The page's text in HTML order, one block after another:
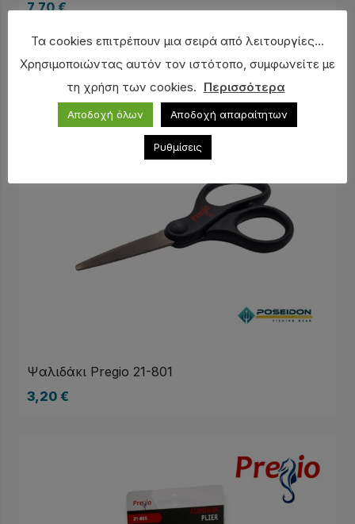
7,70€
Ψαλιδάκι Pregio 21-801
3,20 €
Τα cookies επιτρέπουν μια σειρά από λειτουργίες...
Χρησιμοποιώντας αυτόν τον ιστότοπο, συμφωνείτε με
τη χρήση των cookies. Περισσότερα
Αποδοχή όλων Αποδοχή απαραίτητων
Ρυθμίσεις